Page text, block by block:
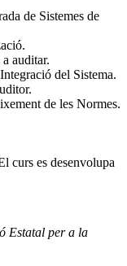
de Sistemes de
auditar.
del Sistema.
de les Normes.
curs es desenvolupa
Estatal per a la